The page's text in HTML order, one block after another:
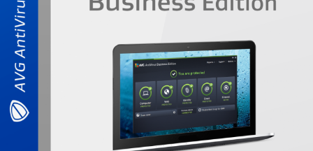
AVAST Driver Updater
AVAST SecureLine VPN
AVAST AntiTrack Premium